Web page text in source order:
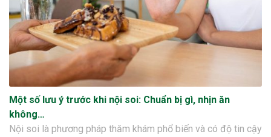
Một số lưu ý trước khi nội soi: Chuẩn bị gì, nhịn ăn
không…
Nội soi là phương pháp thăm khám phổ biến và có độ tin cậy